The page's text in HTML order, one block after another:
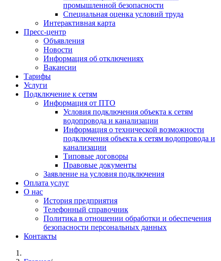
промышленной безопасности
Специальная оценка условий труда
Интерактивная карта
Пресс-центр
Объявления
Новости
Информация об отключениях
Вакансии
Тарифы
Услуги
Подключение к сетям
Информация от ПТО
Условия подключения объекта к сетям
водопровода и канализации
Информация о технической возможности
подключения объекта к сетям водопровода и
канализации
Типовые договоры
Правовые документы
Заявление на условия подключения
Оплата услуг
О нас
История предприятия
Телефонный справочник
Политика в отношении обработки и обеспечения
безопасности персональных данных
Контакты